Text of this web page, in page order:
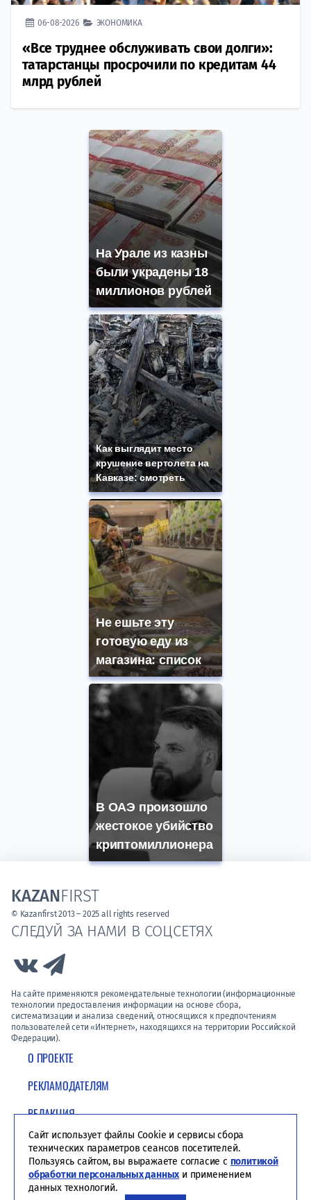
06-08-2026 ЭКОНОМИКА
«Все труднее обслуживать свои долги»:
татарстанцы просрочили по кредитам 44
млрд рублей
На Урале из казны
были украдены 18
миллионов рублей
Как выглядит место
крушение вертолета на
Кавказе: смотреть
Не ешьте эту
готовую еду из
магазина: список
В ОАЭ произошло
жестокое убийство
криптомиллионера
О ПРОЕКТЕ
РЕКЛАМОДАТЕЛЯМ
РЕДАКЦИЯ
ПОЛИТИКА КОНФИДЕНЦИАЛЬНОСТИ
СЛЕДУЙ ЗА НАМИ В СОЦСЕТЯХ
Link to Vk
На сайте применяются рекомендательные технологии (информационные
технологии предоставления информации на основе сбора,
систематизации и анализа сведений, относящихся к предпочтениям
пользователей сети «Интернет», находящихся на территории Российской
Федерации).
KAZANFIRST
© Kazanfirst 2013 – 2025 all rights reserved
Сайт использует файлы Cookie и сервисы сбора
технических параметров сеансов посетителей.
Пользуясь сайтом, вы выражаете согласие с политикой
обработки персональных данных и применением
данных технологий.